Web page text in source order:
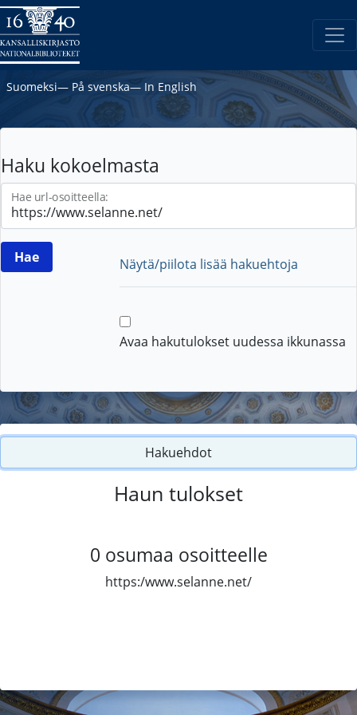
Suomeksi― På svenska― In English
Haku kokoelmasta
Hae url-osoitteella:
Näytä/piilota lisää hakuehtoja
Avaa hakutulokset uudessa ikkunassa
Hakuehdot
Haun tulokset
0 osumaa osoitteelle
https:/www.selanne.net/